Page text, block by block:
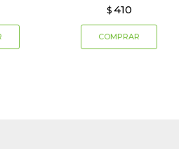
$ 410